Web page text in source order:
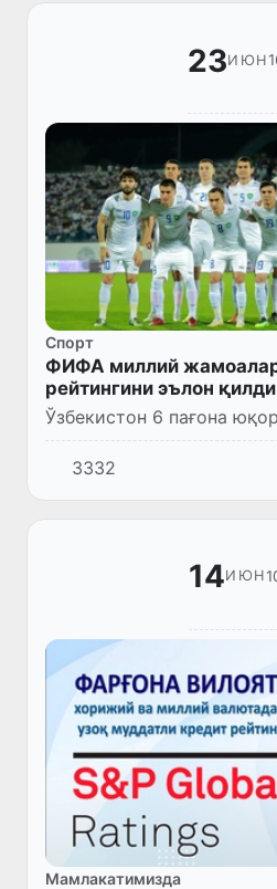
23ИЮН
Спорт
ФИФА миллий
рейтингини эълон қилди
Ўзбекистон 6 пағона
3332
14ИЮН
Мамлакатимизда